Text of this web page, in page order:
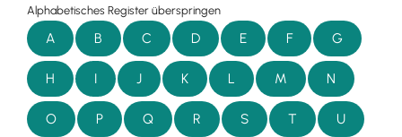
Alphabetisches Register überspringen
A B C D E F G
H I J K L M N
O P Q R S T U